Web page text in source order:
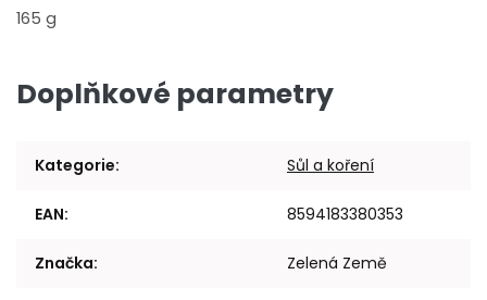
165 g
Doplňkové parametry
Kategorie: Sůl a koření
EAN: 8594183380353
Značka: Zelená Země